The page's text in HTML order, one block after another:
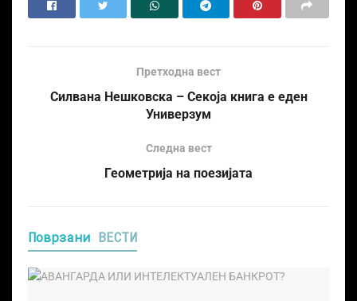
Претходна вест
Силвана Нешковска – Секоја книга е еден
Универзум
Следна вест
Геометрија на поезијата
Поврзани ВЕСТИ